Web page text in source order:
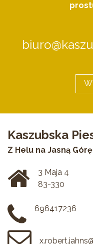
Kaszubska
Z Helu na Jasną Górę
3 Maja 4
83-330
696417236